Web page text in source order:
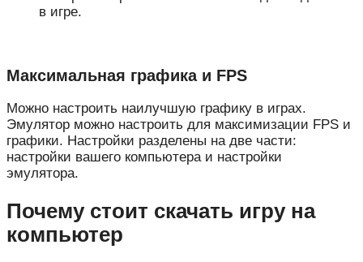
в игре.
Максимальная графика и FPS
Можно настроить наилучшую графику в играх.
Эмулятор можно настроить для максимизации FPS и
графики. Настройки разделены на две части:
настройки вашего компьютера и настройки
эмулятора.
Почему стоит скачать игру на
компьютер